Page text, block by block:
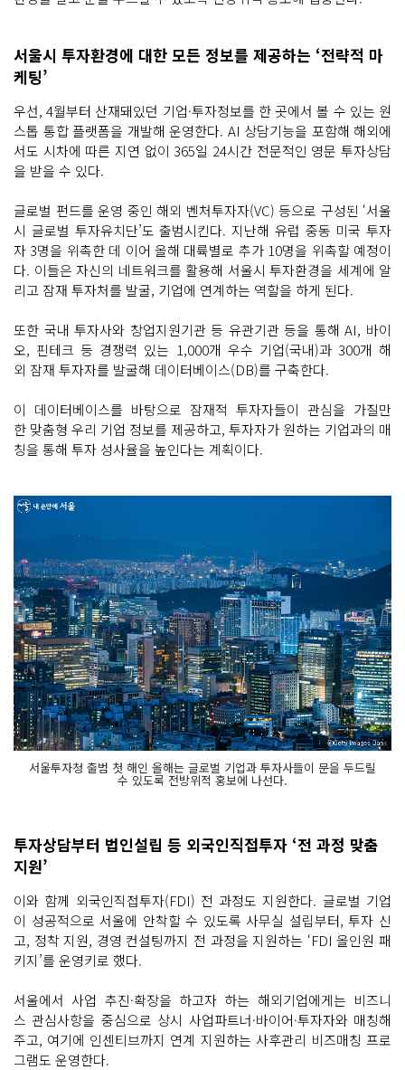
서울시 투자환경에 대한 모든 정보를 제공하는 ‘전략적 마
케팅’
우선, 4월부터 산재돼있던 기업·투자정보를 한 곳에서 볼 수 있는 원
스톱 통합 플랫폼을 개발해 운영한다. AI 상담기능을 포함해 해외에
서도 시차에 따른 지연 없이 365일 24시간 전문적인 영문 투자상담
을 받을 수 있다.
글로벌 펀드를 운영 중인 해외 벤처투자자(VC) 등으로 구성된 ‘서울
시 글로벌 투자유치단’도 출범시킨다. 지난해 유럽 중동 미국 투자
자 3명을 위촉한 데 이어 올해 대륙별로 추가 10명을 위촉할 예정이
다. 이들은 자신의 네트워크를 활용해 서울시 투자환경을 세계에 알
리고 잠재 투자처를 발굴, 기업에 연계하는 역할을 하게 된다.
또한 국내 투자사와 창업지원기관 등 유관기관 등을 통해 AI, 바이
오, 핀테크 등 경쟁력 있는 1,000개 우수 기업(국내)과 300개 해
외 잠재 투자자를 발굴해 데이터베이스(DB)를 구축한다.
이 데이터베이스를 바탕으로 잠재적 투자자들이 관심을 가질만
한 맞춤형 우리 기업 정보를 제공하고, 투자자가 원하는 기업과의 매
칭을 통해 투자 성사율을 높인다는 계획이다.
서울투자청 출범 첫 해인 올해는 글로벌 기업과 투자사들이 문을 두드릴
수 있도록 전방위적 홍보에 나선다.
투자상담부터 법인설립 등 외국인직접투자 ‘전 과정 맞춤
지원’
이와 함께 외국인직접투자(FDI) 전 과정도 지원한다. 글로벌 기업
이 성공적으로 서울에 안착할 수 있도록 사무실 설립부터, 투자 신
고, 정착 지원, 경영 컨설팅까지 전 과정을 지원하는 ‘FDI 올인원 패
키지’를 운영키로 했다.
서울에서 사업 추진·확장을 하고자 하는 해외기업에게는 비즈니
스 관심사항을 중심으로 상시 사업파트너·바이어·투자자와 매칭해
주고, 여기에 인센티브까지 연계 지원하는 사후관리 비즈매칭 프로
그램도 운영한다.